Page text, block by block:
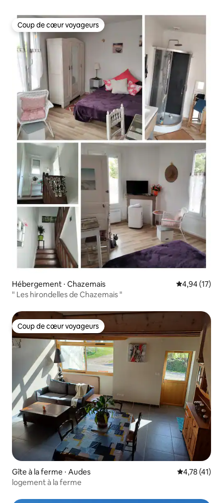
Coup de cœur voyageurs
Coup de cœur voyageurs
Hébergement ⋅ Chazemais Évaluation
4,94 (17)
" Les hirondelles de Chazemais "
Coup de cœur voyageurs
Coup de cœur voyageurs
Gîte à la ferme ⋅ Audes Évaluation
4,78 (41)
logement à la ferme